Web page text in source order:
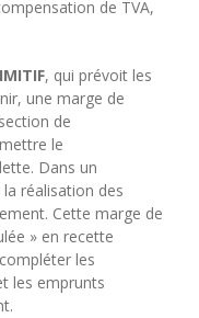
de TVA,
, qui prévoit les
une marge de
de
le
Dans un
réalisation des
Cette marge de
» en recette
les
les emprunts